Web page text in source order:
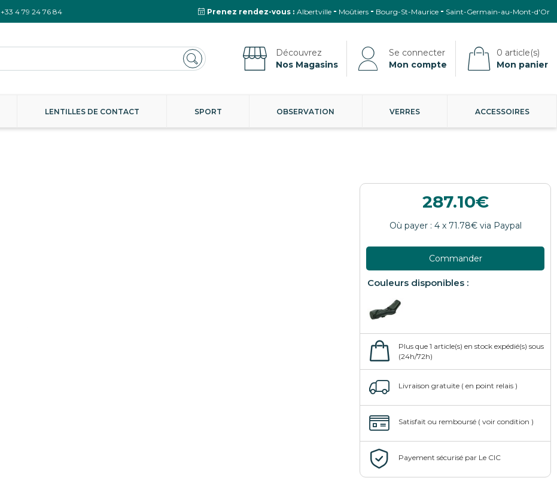
+33 4 79 24 76 84 Prenez rendez-vous : Albertville Moûtiers Bourg-St-Maurice Saint-Germain-au-Mont-d'Or
Nos Magasins Mon compte Mon panier
LENTILLES DE CONTACT SPORT OBSERVATION VERRES ACCESSOIRES
287.10
Commander